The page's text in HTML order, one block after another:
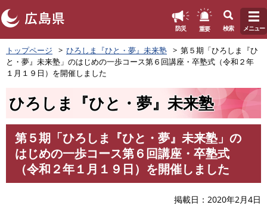
ペ
ー
ジ
の
防災 重要 検索 メニュー
トップページ ひろしま『ひと・夢』未来塾
第５期「ひろしま『ひ
と・夢』未来塾」のはじめの一歩コース第６回講座・卒塾式（令和２年
１月１９日）を開催しました
ひろしま『ひと・夢』未来塾
第５期「ひろしま『ひと・夢』未来塾」の
はじめの一歩コース第６回講座・卒塾式
（令和２年１月１９日）を開催しました
掲載日 2020年2月4日